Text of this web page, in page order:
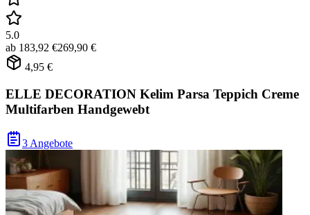
5.0
ab 183,92 €269,90 €
4,95 €
ELLE DECORATION Kelim Parsa Teppich Creme
Multifarben Handgewebt
3 Angebote